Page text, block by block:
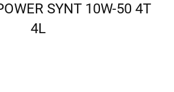
SYNT 10W-50 4T
4L